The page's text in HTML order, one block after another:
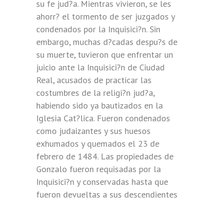
su fe jud?a. Mientras vivieron, se les
ahorr? el tormento de ser juzgados y
condenados por la Inquisici?n. Sin
embargo, muchas d?cadas despu?s de
su muerte, tuvieron que enfrentar un
juicio ante la Inquisici?n de Ciudad
Real, acusados de practicar las
costumbres de la religi?n jud?a,
habiendo sido ya bautizados en la
Iglesia Cat?lica. Fueron condenados
como judaizantes y sus huesos
exhumados y quemados el 23 de
febrero de 1484. Las propiedades de
Gonzalo fueron requisadas por la
Inquisici?n y conservadas hasta que
fueron devueltas a sus descendientes